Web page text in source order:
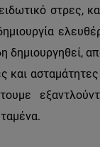
στρες,
δημιουργηθεί,
και